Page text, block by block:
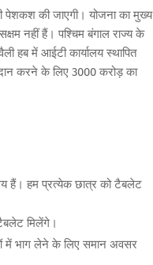
पेशकश की जाएगी। योजना का मुख्य
नहीं हैं। पश्चिम बंगाल राज्य के
हब में आईटी कार्यालय स्थापित
करने के लिए 3000 करोड़ का
हैं। हम प्रत्येक छात्र को टैबलेट
मिलेंगे।
में भाग लेने के लिए समान अवसर